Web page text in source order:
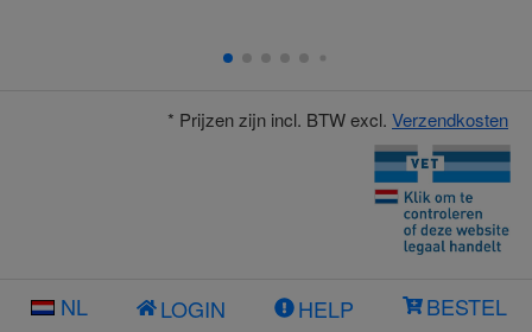
* Prijzen zijn incl. BTW excl. Verzendkosten
NL LOGIN HELP BESTEL